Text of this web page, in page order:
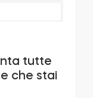
tutte
che stai